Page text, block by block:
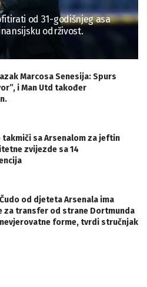
od 31-godišnjeg asa
održivost.
Marcosa Senesija: Spurs
i Man Utd također
takmiči sa Arsenalom za jeftin
zvijezde sa 14
od djeteta Arsenala ima
za transfer od strane Dortmunda
nevjerovatne forme, tvrdi stručnjak